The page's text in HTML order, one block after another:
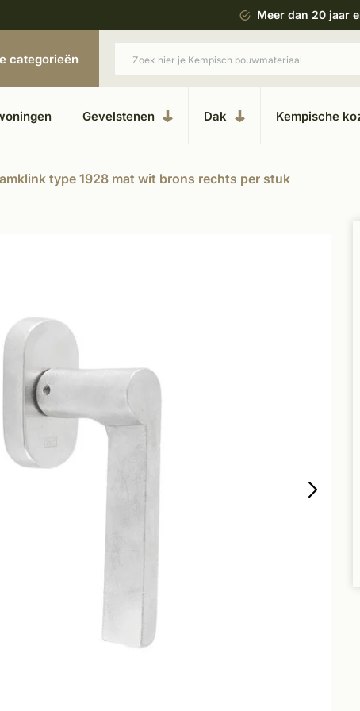
in kempische bouwstijl Meer dan 20 jaar
categorieën
Gevelstenen Dak Kempische
type 1928 mat wit brons rechts per stuk